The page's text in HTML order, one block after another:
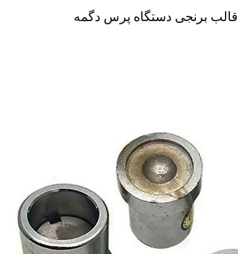
قالب برنجی دستگاه پرس دگمه